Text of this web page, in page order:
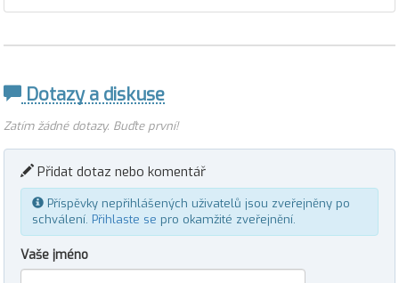
Dotazy a diskuse
Zatím žádné dotazy. Buďte první!
Přidat dotaz nebo komentář
Příspěvky nepřihlášených uživatelů jsou zveřejněny po
schválení. Přihlaste se pro okamžité zveřejnění.
Vaše jméno